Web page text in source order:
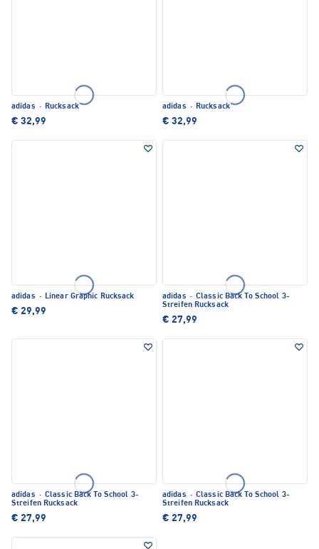
adidas · Rucksack
€ 32,99
adidas · Rucksack
€ 32,99
adidas · Linear Graphic Rucksack
€ 29,99
adidas · Classic Back To School 3-
Streifen Rucksack
€ 27,99
adidas · Classic Back To School 3-
Streifen Rucksack
€ 27,99
adidas · Classic Back To School 3-
Streifen Rucksack
€ 27,99